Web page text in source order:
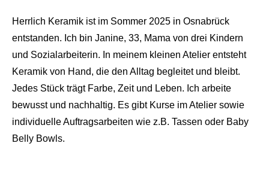
Herrlich Keramik ist im Sommer 2025 in Osnabrück
entstanden. Ich bin Janine, 33, Mama von drei Kindern
und Sozialarbeiterin. In meinem kleinen Atelier entsteht
Keramik von Hand, die den Alltag begleitet und bleibt.
Jedes Stück trägt Farbe, Zeit und Leben. Ich arbeite
bewusst und nachhaltig. Es gibt Kurse im Atelier sowie
individuelle Auftragsarbeiten wie z.B. Tassen oder Baby
Belly Bowls.